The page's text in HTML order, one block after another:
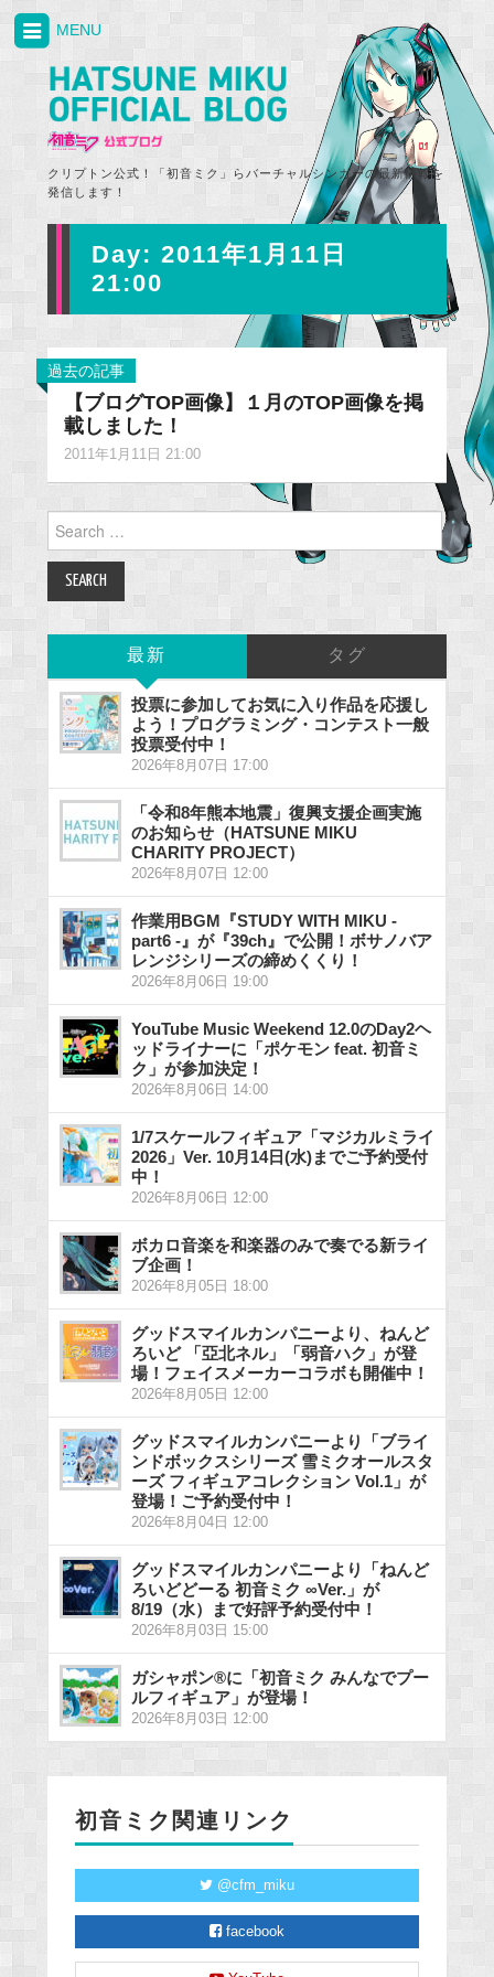
クリプトン公式！「初音ミク」らバーチャルシンガーの最新情報を
発信します！
MENU
Day: 2011年1月11日
21:00
過去の記事
【ブログTOP画像】１月のTOP画像を掲
載しました！
2011年1月11日 21:00
Search
for:
最新 タグ
投票に参加してお気に入り作品を応援し
よう！プログラミング・コンテスト一般
投票受付中！
2026年8月07日 17:00
「令和8年熊本地震」復興支援企画実施
のお知らせ（HATSUNE MIKU
CHARITY PROJECT）
2026年8月07日 12:00
作業用BGM『STUDY WITH MIKU -
part6 -』が『39ch』で公開！ボサノバア
レンジシリーズの締めくくり！
2026年8月06日 19:00
YouTube Music Weekend 12.0のDay2ヘ
ッドライナーに「ポケモン feat. 初音ミ
ク」が参加決定！
2026年8月06日 14:00
1/7スケールフィギュア「マジカルミライ
2026」Ver. 10月14日(水)までご予約受付
中！
2026年8月06日 12:00
ボカロ音楽を和楽器のみで奏でる新ライ
ブ企画！
2026年8月05日 18:00
グッドスマイルカンパニーより、ねんど
ろいど 「亞北ネル」「弱音ハク」が登
場！フェイスメーカーコラボも開催中！
2026年8月05日 12:00
グッドスマイルカンパニーより「ブライ
ンドボックスシリーズ 雪ミクオールスタ
ーズ フィギュアコレクション Vol.1」が
登場！ご予約受付中！
2026年8月04日 12:00
グッドスマイルカンパニーより「ねんど
ろいどどーる 初音ミク ∞Ver.」が
8/19（水）まで好評予約受付中！
2026年8月03日 15:00
ガシャポン®に「初音ミク みんなでプー
ルフィギュア」が登場！
2026年8月03日 12:00
初音ミク関連リンク
@cfm_miku
facebook